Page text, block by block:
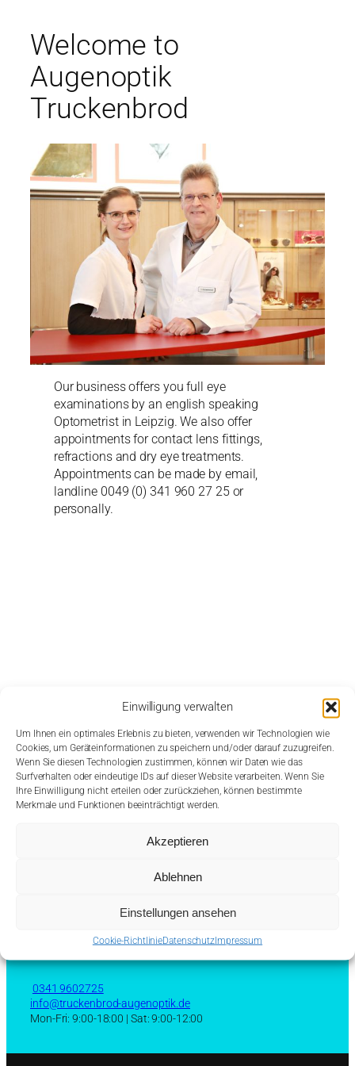
Einwilligung verwalten
Um Ihnen ein optimales Erlebnis zu bieten, verwenden wir Technologien wie
Cookies, um Geräteinformationen zu speichern und/oder darauf zuzugreifen.
Wenn Sie diesen Technologien zustimmen, können wir Daten wie das
Surfverhalten oder eindeutige IDs auf dieser Website verarbeiten. Wenn Sie
Ihre Einwilligung nicht erteilen oder zurückziehen, können bestimmte
Merkmale und Funktionen beeinträchtigt werden.
Akzeptieren
Ablehnen
Einstellungen ansehen
Cookie-RichtlinieDatenschutzImpressum
Welcome to
Augenoptik
Truckenbrod
Our business offers you full eye
examinations by an english speaking
Optometrist in Leipzig. We also offer
appointments for contact lens fittings,
refractions and dry eye treatments.
Appointments can be made by email,
landline 0049 (0) 341 960 27 25 or
personally.
Augenoptik Truckenbrod
0341 9602725
info@truckenbrod-augenoptik.de
Mon-Fri: 9:00-18:00 | Sat: 9:00-12:00